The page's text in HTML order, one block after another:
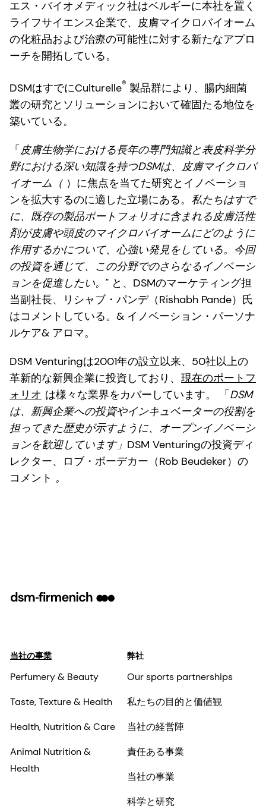
エス・バイオメディック社はベルギーに本社を置く
ライフサイエンス企業で、皮膚マイクロバイオーム
の化粧品および治療の可能性に対する新たなアプロ
ーチを開拓している。
DSMはすでにCulturelle® 製品群により、腸内細菌
叢の研究とソリューションにおいて確固たる地位を
築いている。
「皮膚生物学における長年の専門知識と表皮科学分
野における深い知識を持つDSMは、皮膚マイクロバ
イオーム（ ）に焦点を当てた研究とイノベーショ
ンを拡大するのに適した立場にある。 私たちはすで
に、既存の製品ポートフォリオに含まれる皮膚活性
剤が皮膚や頭皮のマイクロバイオームにどのように
作用するかについて、心強い発見をしている。今回
の投資を通じて、この分野でのさらなるイノベーシ
ョンを促進したい。 " と、DSMのマーケティング担
当副社長、リシャブ・パンデ（Rishabh Pande）氏
はコメントしている。& イノベーション・パーソナ
ルケア& アロマ。
DSM Venturingは2001年の設立以来、50社以上の
革新的な新興企業に投資しており、 現在のポートフ
ォリオ は様々な業界をカバーしています。 「DSM
は、新興企業への投資やインキュベーターの役割を
担ってきた歴史が示すように、オープンイノベーシ
ョンを歓迎しています」 DSM Venturingの投資ディ
レクター、ロブ・ボーデカー（Rob Beudeker）の
コメント 。
当社の事業
Perfumery & Beauty
Taste, Texture & Health
Health, Nutrition & Care
Animal Nutrition &
Health
弊社
Our sports partnerships
私たちの目的と価値観
当社の経営陣
責任ある事業
当社の事業
科学と研究